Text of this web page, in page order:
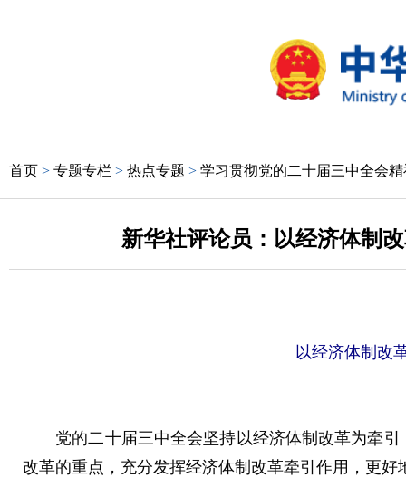
首页 > 专题专栏 > 热点专题 > 学习贯彻党的二十届三中全会精
新华社评论员：以经济体制
以经济体制改
党的二十届三中全会坚持以经济体制改革为牵引
改革的重点，充分发挥经济体制改革牵引作用，更